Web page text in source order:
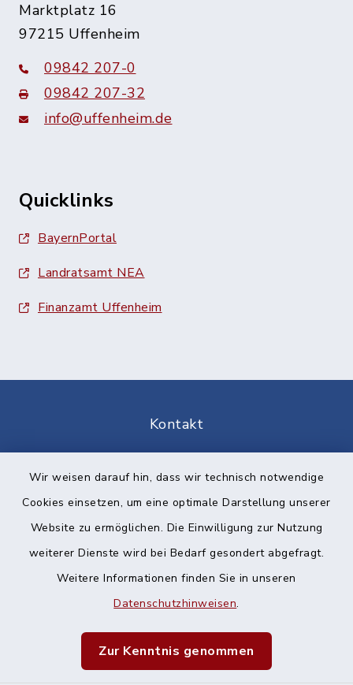
Wir weisen darauf hin, dass wir technisch notwendige
Cookies einsetzen, um eine optimale Darstellung unserer
Website zu ermöglichen. Die Einwilligung zur Nutzung
weiterer Dienste wird bei Bedarf gesondert abgefragt.
Weitere Informationen finden Sie in unseren
Datenschutzhinweisen.
Zur Kenntnis genommen
Marktplatz 16
97215 Uffenheim
09842 207-0
09842 207-32
info@uffenheim.de
Quicklinks
BayernPortal
Landratsamt NEA
Finanzamt Uffenheim
Kontakt
Datenschutz
Impressum
Sitemap
Cookie-Einstellungen